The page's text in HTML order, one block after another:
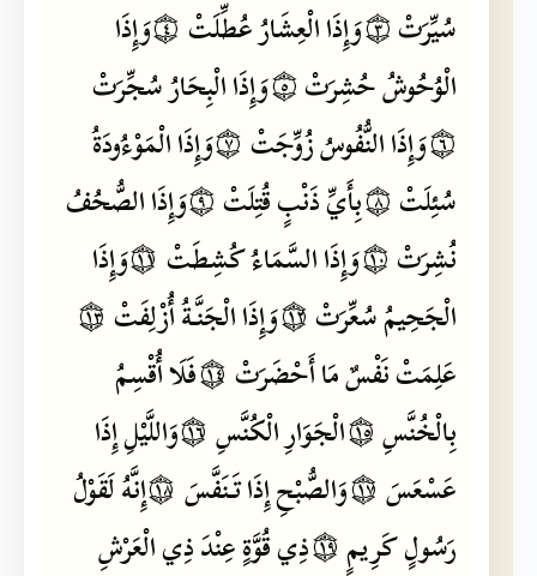
سُيِّرَتْ۝٣وَإِذَاالْعِشَارُعُطِّلَتْ۝٤وَإِذَا
الْوُحُوشُحُشِرَتْ۝٥وَإِذَاالْبِحَارُسُجِّرَتْ
۝٦وَإِذَاالنُّفُوسُزُوِّجَتْ۝٧وَإِذَاالْمَوْءُودَةُ
سُئِلَتْ۝٨بِأَيِّذَنْبٍقُتِلَتْ۝٩وَإِذَاالصُّحُفُ
نُشِرَتْ۝١٠وَإِذَاالسَّمَاءُكُشِطَتْ ۝١١وَإِذَا
الْجَحِيمُسُعِّرَتْ۝١٢وَإِذَاالْجَنَّةُأُزْلِفَتْ۝١٣
عَلِمَتْنَفْسٌمَاأَحْضَرَتْ۝١٤فَلَاأُقْسِمُ
بِالْخُنَّسِ۝١٥الْجَوَارِالْكُنَّسِ۝١٦وَاللَّيْلِإِذَا
عَسْعَسَ۝١٧وَالصُّبْحِإِذَاتَنَفَّسَ ۝١٨إِنَّهُلَقَوْلُ
رَسُولٍكَرِيمٍ۝١٩ذِيقُوَّةٍعِنْدَذِيالْعَرْشِ